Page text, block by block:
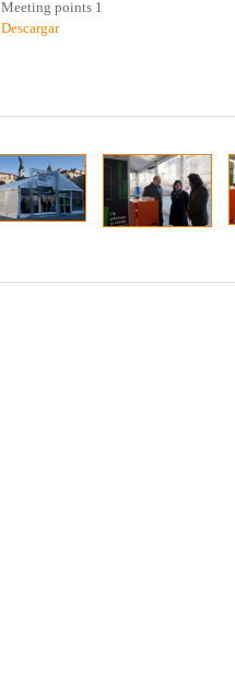
Meeting points 1
Descargar